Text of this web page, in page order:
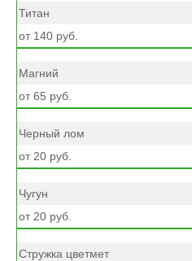
Титан
от 140 руб.
Магний
от 65 руб.
Черный лом
от 20 руб.
Чугун
от 20 руб.
Стружка цветмет